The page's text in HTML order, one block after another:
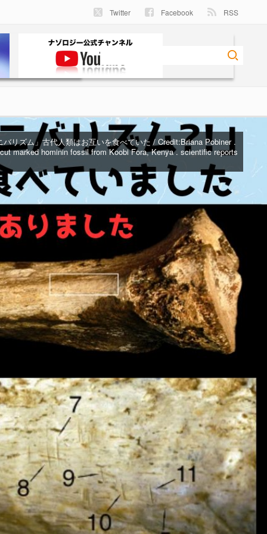
Twitter Facebook RSS
バリズム」古代人類はお互いを食べていた / Credit:Briana Pobiner .
marked hominin fossil from Koobi Fora, Kenya . scientific reports